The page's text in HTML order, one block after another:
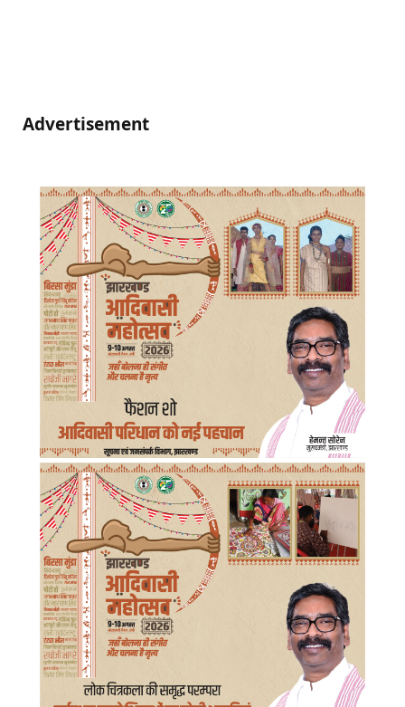
Advertisement